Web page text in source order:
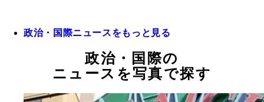
政治・国際ニュースをもっと見る
政治・国際の
ニュースを写真で探す